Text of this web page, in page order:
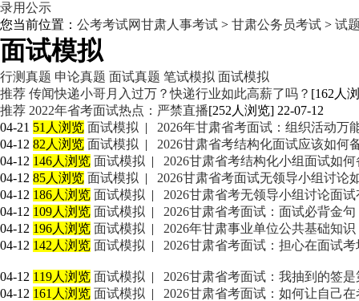
录用公示
您当前位置： 公考考试网甘肃人事考试 > 甘肃公务员考试 > 试
面试模拟
行测真题 申论真题 面试真题 笔试模拟 面试模拟
推荐 传闻快递小哥月入过万？快递行业如此高薪了吗？ [162人
推荐 2022年省考面试热点：严禁直播[252人浏览] 22-07-12
04-21 51人浏览 面试模拟 |
2026年甘肃省考面试：组织活动
04-12 82人浏览 面试模拟 |
2026甘肃省考结构化面试应该如何
04-12 146人浏览 面试模拟 |
2026甘肃省考结构化小组面试如
04-12 85人浏览 面试模拟 |
2026甘肃省考面试无领导小组讨论
04-12 186人浏览 面试模拟 |
2026甘肃省考无领导小组讨论面
04-12 109人浏览 面试模拟 |
2026甘肃省考面试：面试必背金句
04-12 196人浏览 面试模拟 |
2026年甘肃事业单位公共基础知
04-12 142人浏览 面试模拟 | 2026甘肃省考面试：担心在面试
04-12 119人浏览 面试模拟 |
2026甘肃省考面试：我抽到的签
04-12 161人浏览 面试模拟 |
2026甘肃省考面试：如何让自己